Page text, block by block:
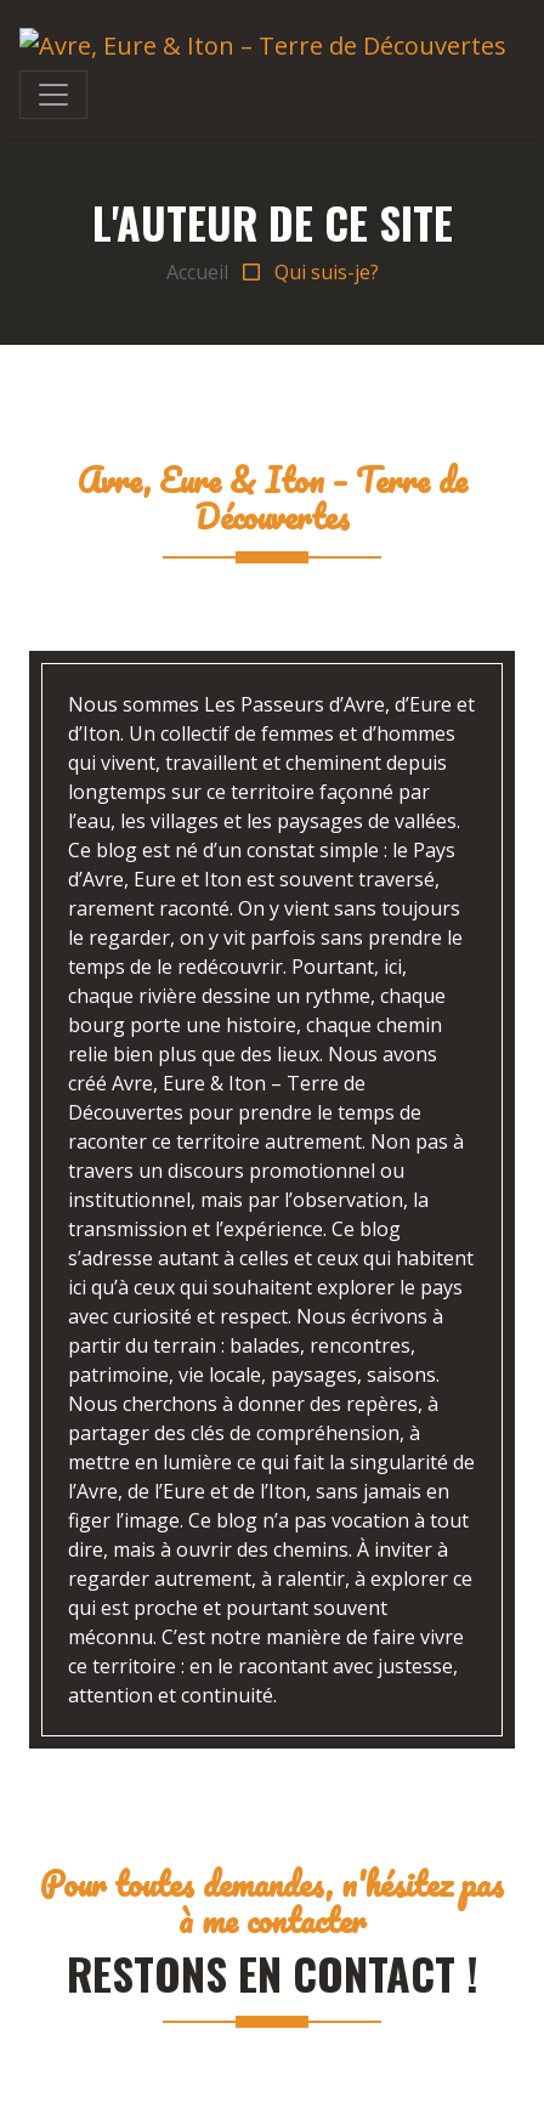
L'AUTEUR DE CE SITE
Accueil Qui suis-je?
Avre, Eure & Iton – Terre de
Découvertes
Nous sommes Les Passeurs d’Avre, d’Eure et
d’Iton. Un collectif de femmes et d’hommes
qui vivent, travaillent et cheminent depuis
longtemps sur ce territoire façonné par
l’eau, les villages et les paysages de vallées.
Ce blog est né d’un constat simple : le Pays
d’Avre, Eure et Iton est souvent traversé,
rarement raconté. On y vient sans toujours
le regarder, on y vit parfois sans prendre le
temps de le redécouvrir. Pourtant, ici,
chaque rivière dessine un rythme, chaque
bourg porte une histoire, chaque chemin
relie bien plus que des lieux. Nous avons
créé Avre, Eure & Iton – Terre de
Découvertes pour prendre le temps de
raconter ce territoire autrement. Non pas à
travers un discours promotionnel ou
institutionnel, mais par l’observation, la
transmission et l’expérience. Ce blog
s’adresse autant à celles et ceux qui habitent
ici qu’à ceux qui souhaitent explorer le pays
avec curiosité et respect. Nous écrivons à
partir du terrain : balades, rencontres,
patrimoine, vie locale, paysages, saisons.
Nous cherchons à donner des repères, à
partager des clés de compréhension, à
mettre en lumière ce qui fait la singularité de
l’Avre, de l’Eure et de l’Iton, sans jamais en
figer l’image. Ce blog n’a pas vocation à tout
dire, mais à ouvrir des chemins. À inviter à
regarder autrement, à ralentir, à explorer ce
qui est proche et pourtant souvent
méconnu. C’est notre manière de faire vivre
ce territoire : en le racontant avec justesse,
attention et continuité.
Pour toutes demandes, n'hésitez pas
à me contacter
RESTONS EN CONTACT !